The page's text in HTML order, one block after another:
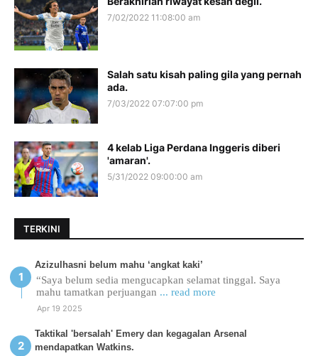
7/02/2022 11:08:00 am
Salah satu kisah paling gila yang pernah
ada.
7/03/2022 07:07:00 pm
4 kelab Liga Perdana Inggeris diberi
'amaran'.
5/31/2022 09:00:00 am
TERKINI
Azizulhasni belum mahu ‘angkat kaki’
“Saya belum sedia mengucapkan selamat tinggal. Saya
mahu tamatkan perjuangan ... read more
Apr 19 2025
Taktikal 'bersalah' Emery dan kegagalan Arsenal
mendapatkan Watkins.